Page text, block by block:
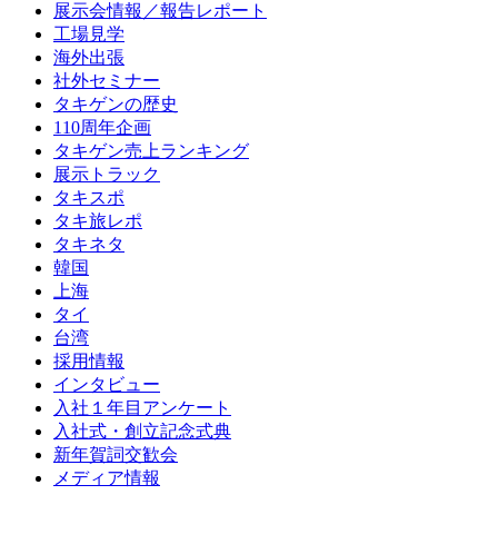
展示会情報／報告レポート
工場見学
海外出張
社外セミナー
タキゲンの歴史
110周年企画
タキゲン売上ランキング
展示トラック
タキスポ
タキ旅レポ
タキネタ
韓国
上海
タイ
台湾
採用情報
インタビュー
入社１年目アンケート
入社式・創立記念式典
新年賀詞交歓会
メディア情報